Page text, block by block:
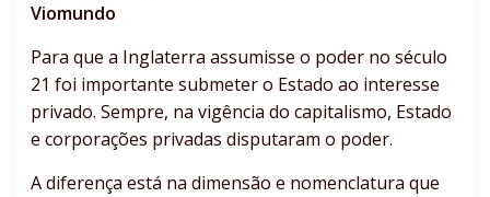
Viomundo
Para que a Inglaterra assumisse o poder no século
21 foi importante submeter o Estado ao interesse
privado. Sempre, na vigência do capitalismo, Estado
e corporações privadas disputaram o poder.
A diferença está na dimensão e nomenclatura que